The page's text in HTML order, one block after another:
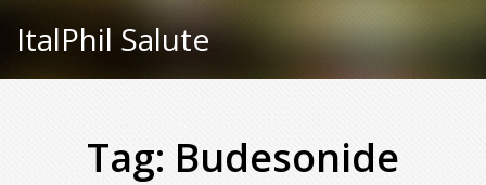
ItalPhil Salute
Tag: Budesonide